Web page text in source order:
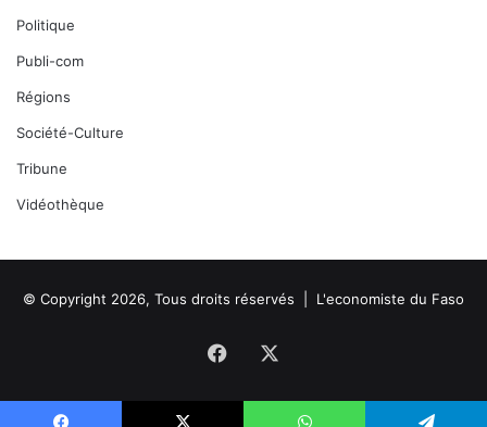
Politique
Publi-com
Régions
Société-Culture
Tribune
Vidéothèque
© Copyright 2026, Tous droits réservés | L'economiste du Faso
Facebook